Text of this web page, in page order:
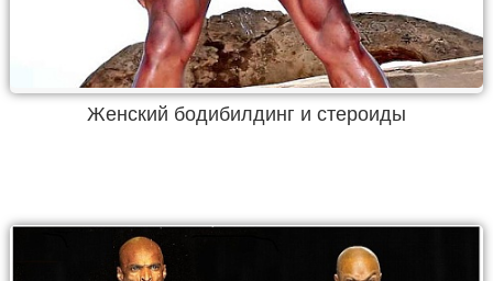
Женский бодибилдинг и стероиды